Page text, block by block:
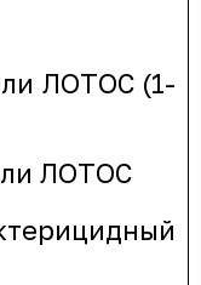
ЛОТОС (1-
ЛОТОС